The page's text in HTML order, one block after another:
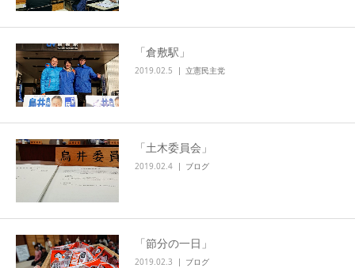
「倉敷駅」
2019.02.5 立憲民主党
「土木委員会」
2019.02.4 ブログ
「節分の一日」
2019.02.3 ブログ